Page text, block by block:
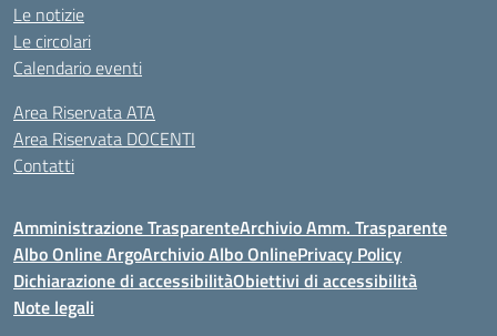
Le notizie
Le circolari
Calendario eventi
Area Riservata ATA
Area Riservata DOCENTI
Contatti
Amministrazione TrasparenteArchivio Amm. Trasparente
Albo Online ArgoArchivio Albo OnlinePrivacy Policy
Dichiarazione di accessibilitàObiettivi di accessibilità
Note legali